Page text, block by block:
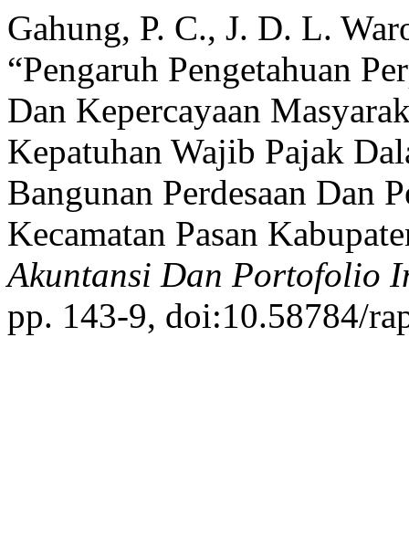
Gahung, P. C., J. D. L.
“Pengaruh Pengetahuan
Dan Kepercayaan
Kepatuhan Wajib Pajak
Bangunan Perdesaan Dan
Kecamatan Pasan
Akuntansi Dan Portofolio
pp. 143-9, doi:10.58784/